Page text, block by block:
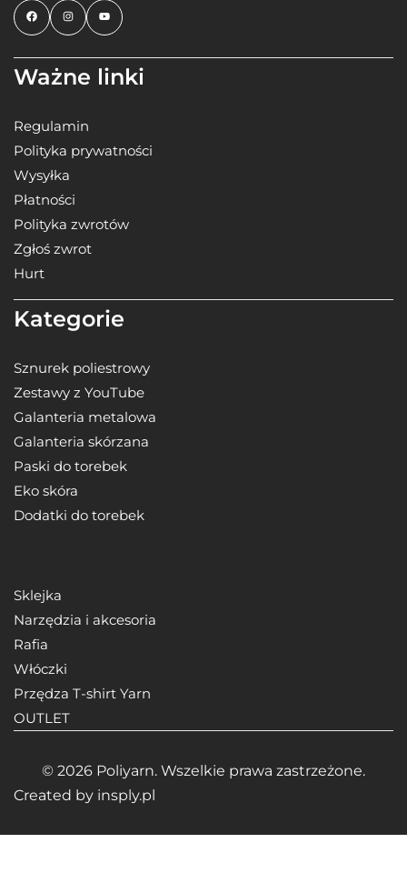
Ważne linki
Regulamin
Polityka prywatności
Wysyłka
Płatności
Polityka zwrotów
Zgłoś zwrot
Hurt
Kategorie
Sznurek poliestrowy
Zestawy z YouTube
Galanteria metalowa
Galanteria skórzana
Paski do torebek
Eko skóra
Dodatki do torebek
Sklejka
Narzędzia i akcesoria
Rafia
Włóczki
Przędza T-shirt Yarn
OUTLET
© 2026 Poliyarn. Wszelkie prawa zastrzeżone.
Created by insply.pl